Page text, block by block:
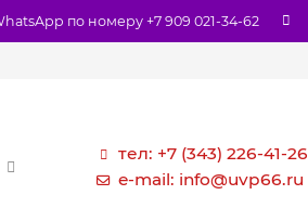
по номеру +7 909 021-34-62
тел: +7 (343) 226-41-26
e-mail: info@uvp66.ru